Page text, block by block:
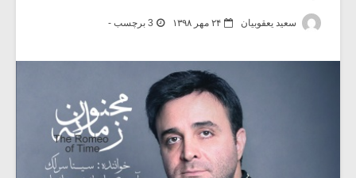
سعید یعقوبیان ۲۴ مهر ۱۳۹۸ 3 برچسب -